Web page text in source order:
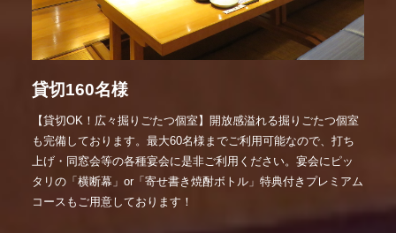
貸切160名様
【貸切OK！広々掘りごたつ個室】開放感溢れる掘りごたつ個室
も完備しております。最大60名様までご利用可能なので、打ち
上げ・同窓会等の各種宴会に是非ご利用ください。宴会にピッ
タリの「横断幕」or「寄せ書き焼酎ボトル」特典付きプレミアム
コースもご用意しております！